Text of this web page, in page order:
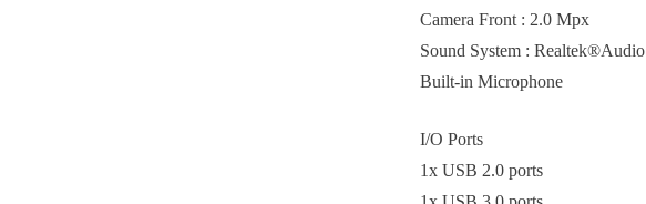
Camera Front : 2.0 Mpx
Sound System : Realtek®Audio
Built-in Microphone
I/O Ports
1x USB 2.0 ports